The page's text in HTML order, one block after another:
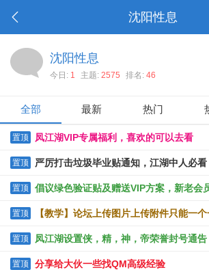
沈阳性息
沈阳性息
今日: 1 主题: 2575 排名: 46
全部 最新 热门
置顶 凤江湖VIP专属福利，喜欢的可以去看
置顶 严厉打击垃圾毕业贴通知，江湖中人必看
置顶 倡议绿色验证贴及赠送VIP方案，新老会
置顶 【教学】论坛上传图片上传附件只能一
上传的解决办法
置顶 凤江湖设置侠，精，神，帝荣誉封号通
置顶 分享给大伙一些找QM高级经验